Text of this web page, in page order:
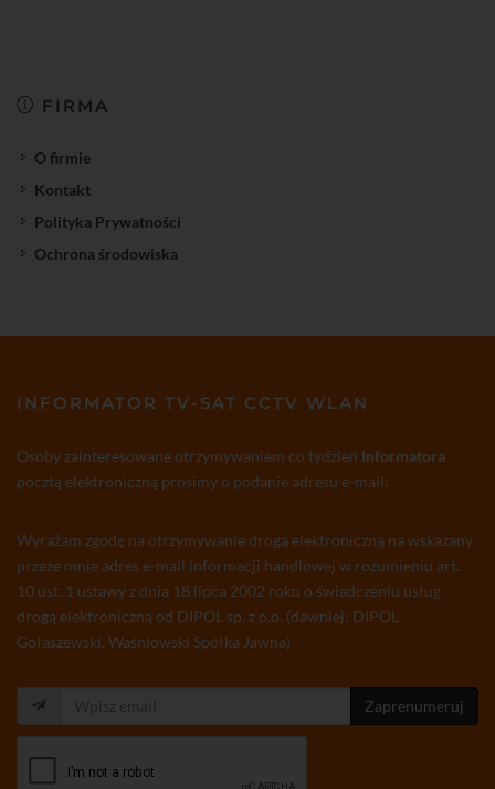
FIRMA
O firmie
Kontakt
Polityka Prywatności
Ochrona środowiska
INFORMATOR TV-SAT CCTV WLAN
Osoby zainteresowane otrzymywaniem co tydzień Informatora
pocztą elektroniczną prosimy o podanie adresu e-mail:
Wyrażam zgodę na otrzymywanie drogą elektroniczną na wskazany
przeze mnie adres e-mail informacji handlowej w rozumieniu art.
10 ust. 1 ustawy z dnia 18 lipca 2002 roku o świadczeniu usług
drogą elektroniczną od DIPOL sp. z o.o. (dawniej: DIPOL
Gołaszewski, Waśniowski Spółka Jawna)
Zaprenumeruj